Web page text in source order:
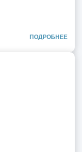
ПОДРОБНЕЕ